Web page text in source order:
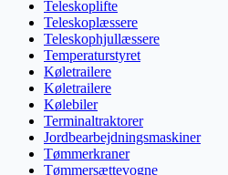
Teleskoplifte
Teleskoplæssere
Teleskophjullæssere
Temperaturstyret
Køletrailere
Køletrailere
Kølebiler
Terminaltraktorer
Jordbearbejdningsmaskiner
Tømmerkraner
Tømmersættevogne